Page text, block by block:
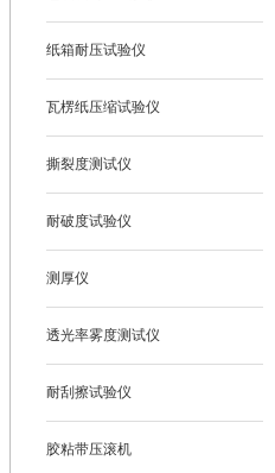
纸箱耐压试验仪
瓦楞纸压缩试验仪
撕裂度测试仪
耐破度试验仪
测厚仪
透光率雾度测试仪
耐刮擦试验仪
胶粘带压滚机